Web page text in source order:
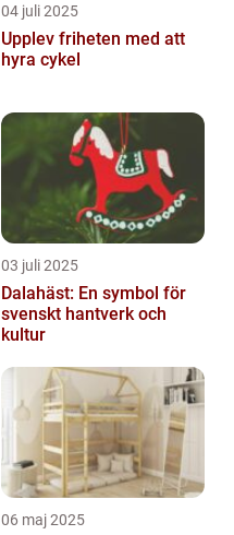
04 juli 2025
Upplev friheten med att
hyra cykel
03 juli 2025
Dalahäst: En symbol för
svenskt hantverk och
kultur
06 maj 2025